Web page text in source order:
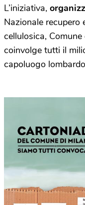
L’iniziativa,
Nazionale
cellulosica,
coinvolge tutti il
capoluogo